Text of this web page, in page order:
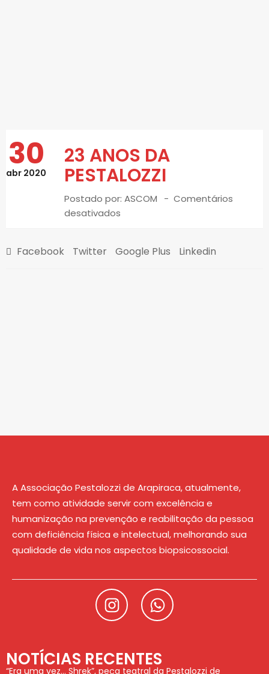
30
abr 2020
23 ANOS DA
PESTALOZZI
Postado por:ASCOM
Comentários
desativados
Facebook Twitter Google Plus Linkedin
A Associação Pestalozzi de Arapiraca, atualmente,
tem como atividade servir com excelência e
humanização na prevenção e reabilitação da pessoa
com deficiência física e intelectual, melhorando sua
qualidade de vida nos aspectos biopsicossocial.
NOTÍCIAS RECENTES
“Era uma vez… Shrek”, peça teatral da Pestalozzi de